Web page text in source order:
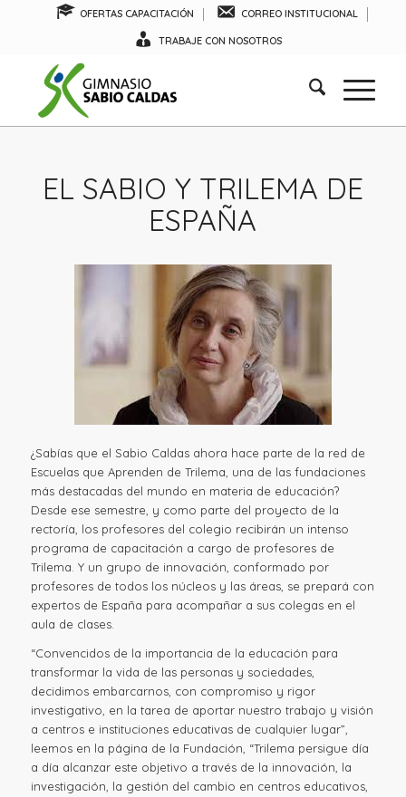
OFERTAS CAPACITACIÓN CORREO INSTITUCIONAL
TRABAJE CON NOSOTROS
EL SABIO Y TRILEMA DE
ESPAÑA
¿Sabías que el Sabio Caldas ahora hace parte de la red de
Escuelas que Aprenden de Trilema, una de las fundaciones
más destacadas del mundo en materia de educación?
Desde ese semestre, y como parte del proyecto de la
rectoría, los profesores del colegio recibirán un intenso
programa de capacitación a cargo de profesores de
Trilema. Y un grupo de innovación, conformado por
profesores de todos los núcleos y las áreas, se prepará con
expertos de España para acompañar a sus colegas en el
aula de clases.
“Convencidos de la importancia de la educación para
transformar la vida de las personas y sociedades,
decidimos embarcarnos, con compromiso y rigor
investigativo, en la tarea de aportar nuestro trabajo y visión
a centros e instituciones educativas de cualquier lugar”,
leemos en la página de la Fundación, “Trilema persigue día
a día alcanzar este objetivo a través de la innovación, la
investigación, la gestión del cambio en centros educativos,